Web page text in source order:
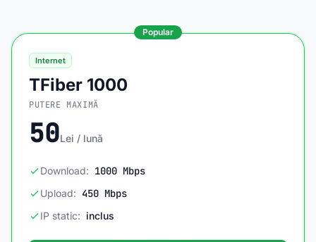
Popular
Internet
TFiber 1000
PUTERE MAXIMĂ
50Lei / lună
Download: 1000 Mbps
Upload: 450 Mbps
IP static: inclus